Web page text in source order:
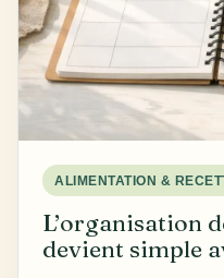
ALIMENTATION &
L’organisation
devient simple